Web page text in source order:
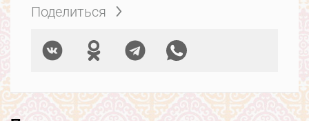
Поделиться